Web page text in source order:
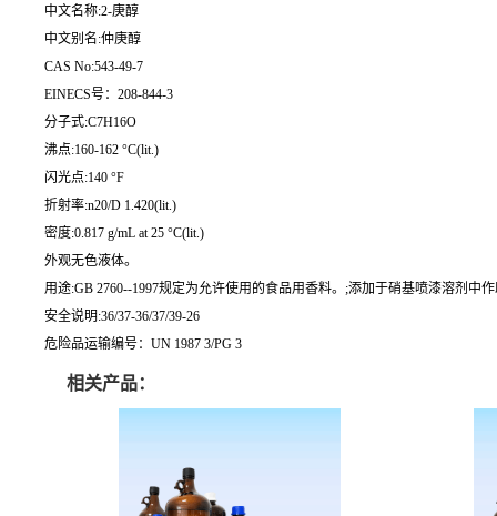
中文名称:2-庚醇
中文别名:仲庚醇
CAS No:543-49-7
EINECS号：208-844-3
分子式:C7H16O
沸点:160-162 °C(lit.)
闪光点:140 °F
折射率:n20/D 1.420(lit.)
密度:0.817 g/mL at 25 °C(lit.)
外观无色液体。
用途:GB 2760--1997规定为允许使用的食品用香料。;添加于硝基喷漆溶剂
安全说明:36/37-36/37/39-26
危险品运输编号：UN 1987 3/PG 3
相关产品：